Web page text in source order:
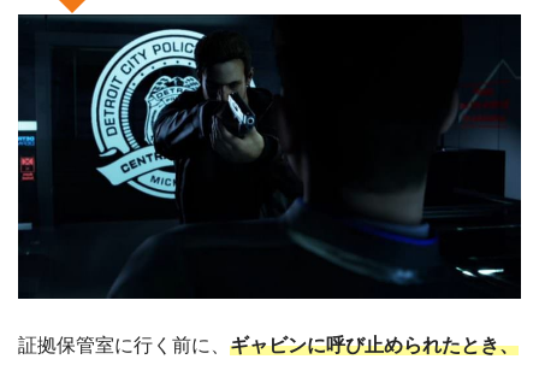
証拠保管室に行く前に、 ギャビンに呼び止められたとき、